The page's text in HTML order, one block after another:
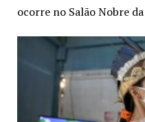
ocorre no Salão Nobre